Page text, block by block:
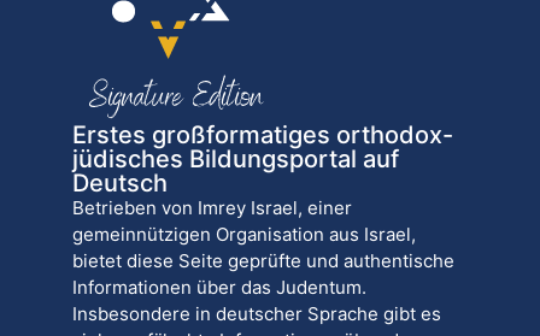
Erstes großformatiges orthodox-
jüdisches Bildungsportal auf
Deutsch
Betrieben von Imrey Israel, einer
gemeinnützigen Organisation aus Israel,
bietet diese Seite geprüfte und authentische
Informationen über das Judentum.
Insbesondere in deutscher Sprache gibt es